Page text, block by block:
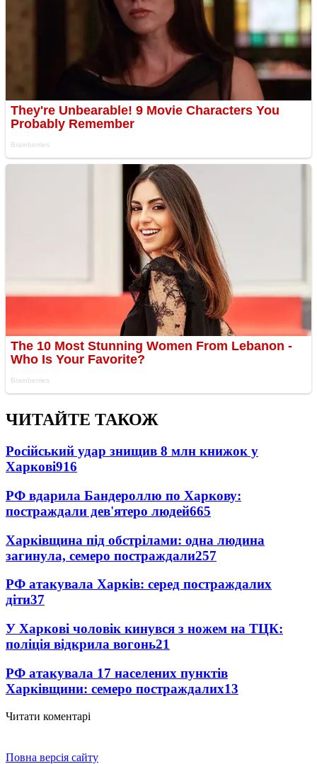
ЧИТАЙТЕ ТАКОЖ
Російський удар знищив 8 млн книжок у
Харкові916
РФ вдарила Бандероллю по Харкову:
постраждали дев'ятеро людей665
Харківщина під обстрілами: одна людина
загинула, семеро постраждали257
РФ атакувала Харків: серед постраждалих
діти37
У Харкові чоловік кинувся з ножем на ТЦК:
поліція відкрила вогонь21
РФ атакувала 17 населених пунктів
Харківщини: семеро постраждалих13
Читати коментарі
Повна версія сайту